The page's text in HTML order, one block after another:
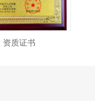
资质证书